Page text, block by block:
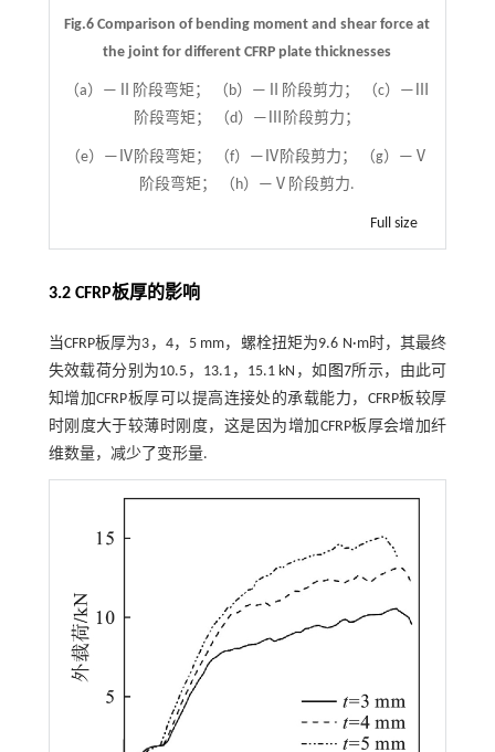
Fig.6 Comparison of bending moment and shear force at
the joint for different CFRP plate thicknesses
（a）—Ⅱ阶段弯矩； （b）—Ⅱ阶段剪力； （c）—Ⅲ
阶段弯矩； （d）—Ⅲ阶段剪力；
（e）—Ⅳ阶段弯矩； （f）—Ⅳ阶段剪力； （g）—Ⅴ
阶段弯矩； （h）—Ⅴ阶段剪力.
Full size
3.2 CFRP板厚的影响
当CFRP板厚为3，4，5 mm，螺栓扭矩为9.6 N·m时，其最终
失效载荷分别为10.5，13.1，15.1 kN，如 图7所示，由此可
知增加CFRP板厚可以提高连接处的承载能力，CFRP板较厚
时刚度大于较薄时刚度，这是因为增加CFRP板厚会增加纤
维数量，减少了变形量.